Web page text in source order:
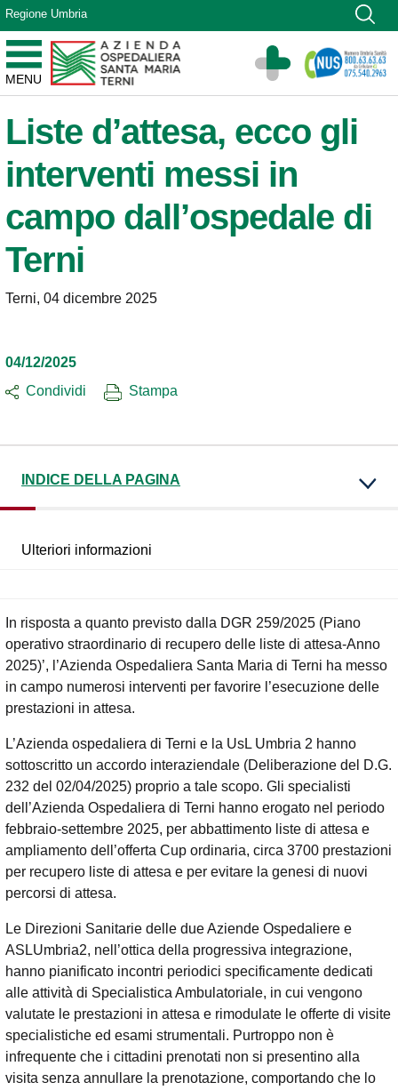
Vai ai contenuti
Vai al menu di navigazione
Vai al footer
Regione Umbria
MENU
Azienda Ospedaliera Santa Maria di Terni
Sito Istituzionale
Liste d’attesa, ecco gli
interventi messi in
campo dall’ospedale di
Terni
Terni, 04 dicembre 2025
04/12/2025
Condividi
Stampa
INDICE DELLA PAGINA
Ulteriori informazioni
In risposta a quanto previsto dalla DGR 259/2025 (Piano
operativo straordinario di recupero delle liste di attesa-Anno
2025)’, l’Azienda Ospedaliera Santa Maria di Terni ha messo
in campo numerosi interventi per favorire l’esecuzione delle
prestazioni in attesa.
L’Azienda ospedaliera di Terni e la UsL Umbria 2 hanno
sottoscritto un accordo interaziendale (Deliberazione del D.G.
232 del 02/04/2025) proprio a tale scopo. Gli specialisti
dell’Azienda Ospedaliera di Terni hanno erogato nel periodo
febbraio-settembre 2025, per abbattimento liste di attesa e
ampliamento dell’offerta Cup ordinaria, circa 3700 prestazioni
per recupero liste di attesa e per evitare la genesi di nuovi
percorsi di attesa.
Le Direzioni Sanitarie delle due Aziende Ospedaliere e
ASLUmbria2, nell’ottica della progressiva integrazione,
hanno pianificato incontri periodici specificamente dedicati
alle attività di Specialistica Ambulatoriale, in cui vengono
valutate le prestazioni in attesa e rimodulate le offerte di visite
specialistiche ed esami strumentali. Purtroppo non è
infrequente che i cittadini prenotati non si presentino alla
visita senza annullare la prenotazione, comportando che lo